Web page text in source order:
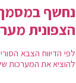
נחשף במסמך
הצפונית
לפי הדיווח הצבא
להוציא את המערכות